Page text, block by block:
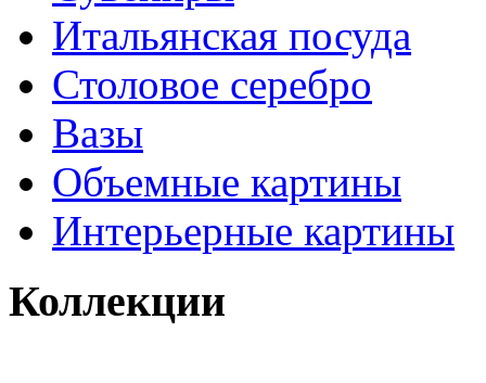
Итальянская посуда
Столовое серебро
Вазы
Объемные картины
Интерьерные картины
Коллекции